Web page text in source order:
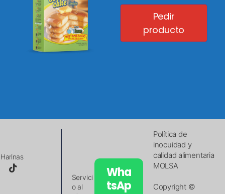
Pedir
producto
Servici
o al
Wha
tsAp
Política de
inocuidad y
calidad alimentaria
MOLSA
Copyright ©